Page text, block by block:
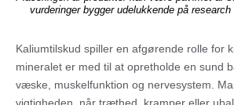
vurderinger bygger udelukkende på
Kaliumtilskud spiller en afgørende rolle for
mineralet er med til at opretholde en sund
væske, muskelfunktion og nervesystem.